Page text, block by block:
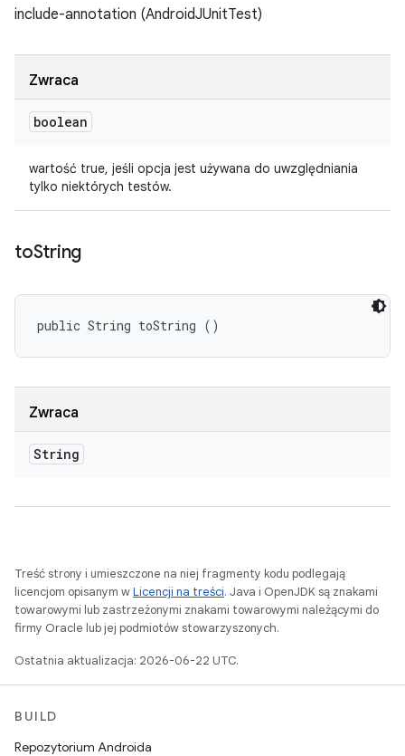
include-annotation (AndroidJUnitTest)
Zwraca
boolean
wartość true, jeśli opcja jest używana do uwzględniania
tylko niektórych testów.
toString
public String toString ()
Zwraca
String
Treść strony i umieszczone na niej fragmenty kodu podlegają
licencjom opisanym wLicencji na treści. Java i OpenJDK są znakami
towarowymi lub zastrzeżonymi znakami towarowymi należącymi do
firmy Oracle lub jej podmiotów stowarzyszonych.
Ostatnia aktualizacja: 2026-06-22 UTC.
BUILD
Repozytorium Androida